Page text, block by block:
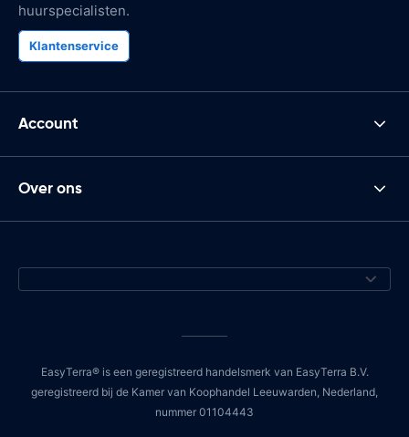
huurspecialisten.
Klantenservice
Account
Over ons
EasyTerra® is een geregistreerd handelsmerk van EasyTerra B.V.
geregistreerd bij de Kamer van Koophandel Leeuwarden, Nederland,
nummer 01104443